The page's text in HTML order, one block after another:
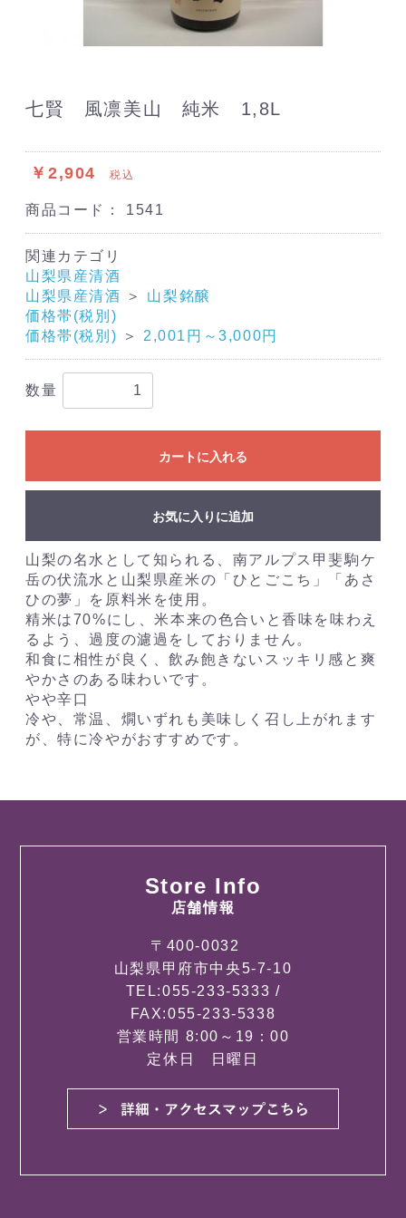
七賢 風凛美山 純米 1,8L
￥2,904 税込
商品コード： 1541
関連カテゴリ
山梨県産清酒
山梨県産清酒
＞
山梨銘醸
価格帯(税別)
価格帯(税別)
＞ 2,001円～3,000円
数量
カートに入れる
お気に入りに追加
山梨の名水として知られる、南アルプス甲斐駒ケ
岳の伏流水と山梨県産米の「ひとごこち」「あさ
ひの夢」を原料米を使用。
精米は70%にし、米本来の色合いと香味を味わえ
るよう、過度の濾過をしておりません。
和食に相性が良く、飲み飽きないスッキリ感と爽
やかさのある味わいです。
やや辛口
冷や、常温、燗いずれも美味しく召し上がれます
が、特に冷やがおすすめです。
Store Info
店舗情報
〒400-0032
山梨県甲府市中央5-7-10
TEL:055-233-5333 /
FAX:055-233-5338
営業時間 8:00～19：00
定休日 日曜日